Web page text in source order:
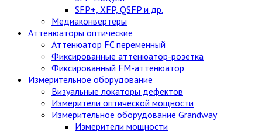
SFP+, XFP, QSFP и др.
Медиаконвертеры
Аттенюаторы оптические
Аттенюатор FC переменный
Фиксированные аттенюатор-розетка
Фиксированный FM-аттенюатор
Измерительное оборудование
Визуальные локаторы дефектов
Измерители оптической мощности
Измерительное оборудование Grandway
Измерители мощности